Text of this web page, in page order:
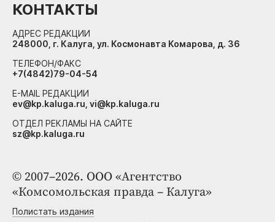
© 2007–2026. ООО «Агентство
«Комсомольская правда – Калуга»
Полистать издания
КОНТАКТЫ
АДРЕС РЕДАКЦИИ
248000, г. Калуга, ул. Космонавта Комарова, д. 36
ТЕЛЕФОН/ФАКС
+7(4842)79-04-54
E-MAIL РЕДАКЦИИ
ev@kp.kaluga.ru, vi@kp.kaluga.ru
ОТДЕЛ РЕКЛАМЫ НА САЙТЕ
sz@kp.kaluga.ru